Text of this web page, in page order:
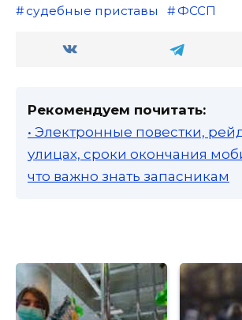
судебные приставы
ФССП
Рекомендуем почитать:
• Электронные повестки,
улицах, сроки окончания
что важно знать запасникам